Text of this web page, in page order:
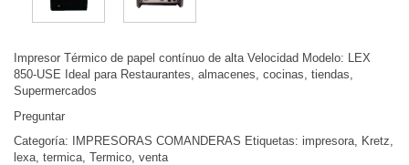
Impresor Térmico de papel contínuo de alta Velocidad Modelo: LEX
850-USE Ideal para Restaurantes, almacenes, cocinas, tiendas,
Supermercados
Preguntar
Categoría: IMPRESORAS COMANDERAS Etiquetas: impresora, Kretz,
lexa, termica, Termico, venta